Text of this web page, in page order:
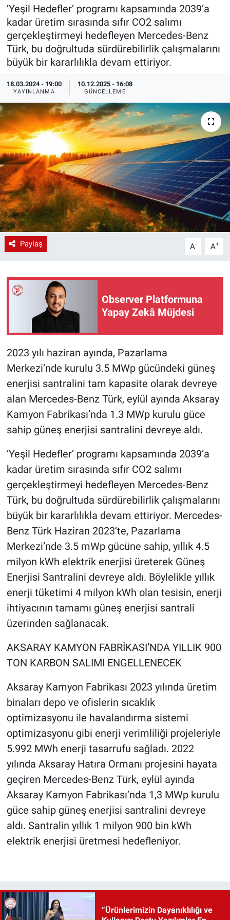
’Yeşil Hedefler’ programı kapsamında 2039’a
kadar üretim sırasında sıfır CO2 salımı
gerçekleştirmeyi hedefleyen Mercedes-Benz
Türk, bu doğrultuda sürdürebilirlik çalışmalarını
büyük bir kararlılıkla devam ettiriyor.
18.03.2024 - 19:00
YAYINLANMA
10.12.2025 - 16:08
GÜNCELLEME
Paylaş A- A+
Observer Platformuna
Yapay Zekâ Müjdesi
2023 yılı haziran ayında, Pazarlama
Merkezi’nde kurulu 3.5 MWp gücündeki güneş
enerjisi santralini tam kapasite olarak devreye
alan Mercedes-Benz Türk, eylül ayında Aksaray
Kamyon Fabrikası’nda 1.3 MWp kurulu güce
sahip güneş enerjisi santralini devreye aldı.
’Yeşil Hedefler’ programı kapsamında 2039’a
kadar üretim sırasında sıfır CO2 salımı
gerçekleştirmeyi hedefleyen Mercedes-Benz
Türk, bu doğrultuda sürdürebilirlik çalışmalarını
büyük bir kararlılıkla devam ettiriyor. Mercedes-
Benz Türk Haziran 2023’te, Pazarlama
Merkezi’nde 3.5 mWp gücüne sahip, yıllık 4.5
milyon kWh elektrik enerjisi üreterek Güneş
Enerjisi Santralini devreye aldı. Böylelikle yıllık
enerji tüketimi 4 milyon kWh olan tesisin, enerji
ihtiyacının tamamı güneş enerjisi santrali
üzerinden sağlanacak.
AKSARAY KAMYON FABRİKASI’NDA YILLIK 900
TON KARBON SALIMI ENGELLENECEK
Aksaray Kamyon Fabrikası 2023 yılında üretim
binaları depo ve ofislerin sıcaklık
optimizasyonu ile havalandırma sistemi
optimizasyonu gibi enerji verimliliği projeleriyle
5.992 MWh enerji tasarrufu sağladı. 2022
yılında Aksaray Hatıra Ormanı projesini hayata
geçiren Mercedes-Benz Türk, eylül ayında
Aksaray Kamyon Fabrikası’nda 1,3 MWp kurulu
güce sahip güneş enerjisi santralini devreye
aldı. Santralin yıllık 1 milyon 900 bin kWh
elektrik enerjisi üretmesi hedefleniyor.
“Ürünlerimizin Dayanıklılığı ve
EndüstriST
Enerjisini Üreten Fabrikalar
Ağır Sanayi Çözümleri